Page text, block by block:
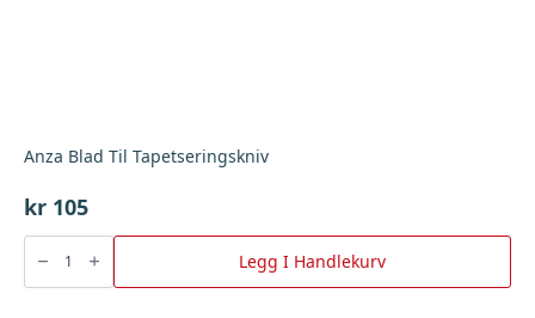
Anza Blad Til Tapetseringskniv
kr 105
Anza
Tapetseringskniv
Legg I Handlekurv